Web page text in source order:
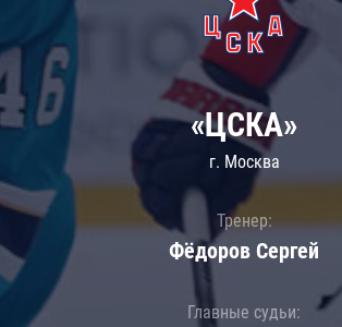
«ЦСКА»
г. Москва
Тренер:
Фёдоров Сергей
Главные судьи: